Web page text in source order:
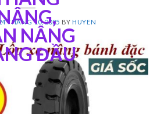
24 THÁNG 10, 2025 BYHUYEN